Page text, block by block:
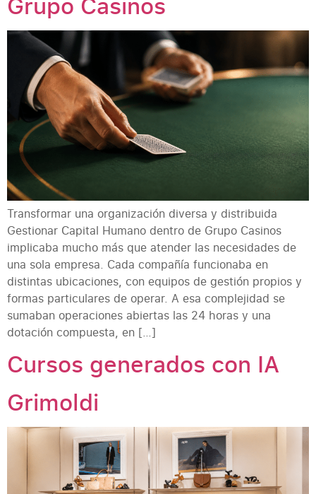
Transformar una organización diversa y distribuida
Gestionar Capital Humano dentro de Grupo Casinos
implicaba mucho más que atender las necesidades de
una sola empresa. Cada compañía funcionaba en
distintas ubicaciones, con equipos de gestión propios y
formas particulares de operar. A esa complejidad se
sumaban operaciones abiertas las 24 horas y una
dotación compuesta, en […]
Cursos generados con IA
Grimoldi